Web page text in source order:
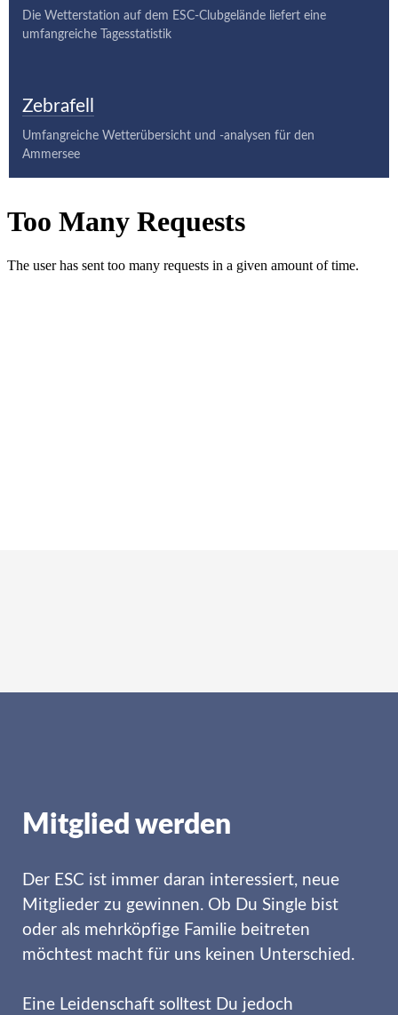
Die Wetterstation auf dem ESC-Clubgelände liefert eine
umfangreiche Tagesstatistik
Zebrafell
Umfangreiche Wetterübersicht und -analysen für den
Ammersee
Mitglied werden
Der ESC ist immer daran interessiert, neue
Mitglieder zu gewinnen. Ob Du Single bist
oder als mehrköpfige Familie beitreten
möchtest macht für uns keinen Unterschied.
Eine Leidenschaft solltest Du jedoch